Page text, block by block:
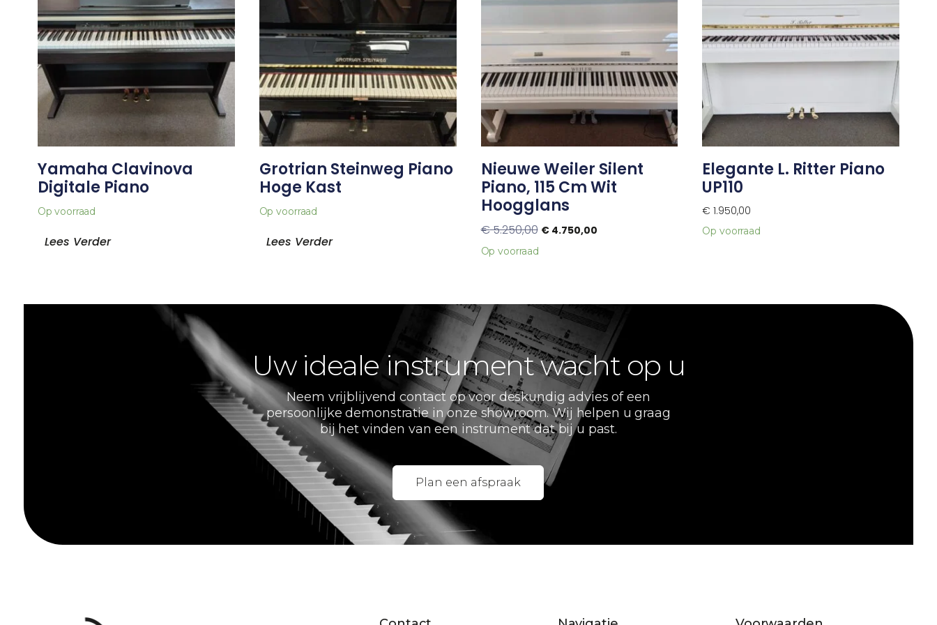
Yamaha Clavinova
Digitale Piano
Op voorraad
Lees Verder
Grotrian Steinweg Piano
Hoge Kast
Op voorraad
Lees Verder
Nieuwe Weiler Silent
Piano, 115 Cm Wit
Hoogglans
€5.250,00 €4.750,00
Op voorraad
Elegante L. Ritter Piano
UP110
€ 1.950,00
Op voorraad
Uw ideale instrument wacht op u
Neem vrijblijvend contact op voor deskundig advies of een
persoonlijke demonstratie in onze showroom. Wij helpen u graag
bij het vinden van een instrument dat bij u past.
Plan een afspraak